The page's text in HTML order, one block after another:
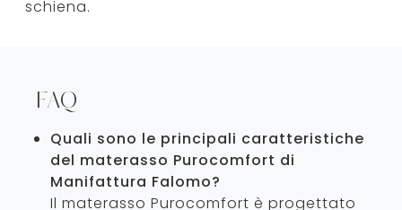
schiena.
FAQ
Quali sono le principali caratteristiche
del materasso Purocomfort di
Manifattura Falomo?
Il materasso Purocomfort è progettato